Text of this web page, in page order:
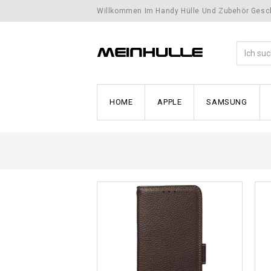
Willkommen Im Handy Hülle Und Zubehör
HOME APPLE SAMSUNG